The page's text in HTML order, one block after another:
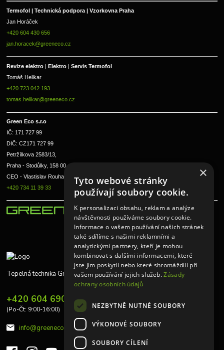
Termofol | Technická podpora | Vzorkovna Praha
Jan Horáček
+420 604 430 656
jan.horacek@greeneco.cz
Revize elektro | Elektro | Servis Termofol
Tomáš Helikar
+420 723 042 193
tomas.helikar@greeneco.cz
Green Eco s.r.o
IČ: 171 727 99
DIČ: CZ171 727 99
Petržílkova 2583/13,
Praha - Stodůlky, 158 00
CEO - Vlastislav Rouha ml.
+420 734 11 39 33
Tepelná technika Greeneco
+420 604 690 848
(Po-Čt: 9:00-16:00)
info@greeneco.cz
×
Tyto webové stránky
používají soubory cookie.
K personalizaci obsahu, reklam a analýze
návštěvnosti používáme soubory cookie.
Informace o vašem používání našich stránek
také sdílíme s našimi reklamními a
analytickými partnery, kteří je mohou
kombinovat s dalšími informacemi, které
jste jim poskytli nebo které shromáždili při
vašem používání jejich služeb.Zásady
ochrany osobních údajů
NEZBYTNĚ NUTNÉ SOUBORY
VÝKONOVÉ SOUBORY
SOUBORY CÍLENÍ